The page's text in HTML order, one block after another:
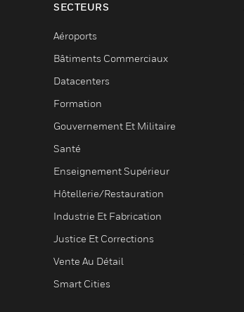
SECTEURS
Aéroports
Bâtiments Commerciaux
Datacenters
Formation
Gouvernement Et Militaire
Santé
Enseignement Supérieur
Hôtellerie/Restauration
Industrie Et Fabrication
Justice Et Corrections
Vente Au Détail
Smart Cities